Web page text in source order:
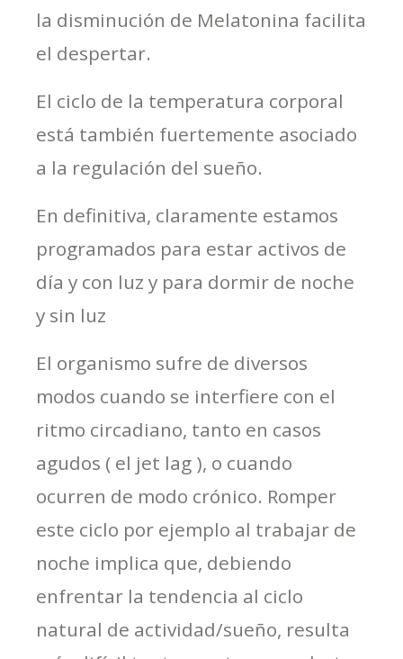
la disminución de Melatonina facilita
el despertar.
El ciclo de la temperatura corporal
está también fuertemente asociado
a la regulación del sueño.
En definitiva, claramente estamos
programados para estar activos de
día y con luz y para dormir de noche
y sin luz
El organismo sufre de diversos
modos cuando se interfiere con el
ritmo circadiano, tanto en casos
agudos ( el jet lag ), o cuando
ocurren de modo crónico. Romper
este ciclo por ejemplo al trabajar de
noche implica que, debiendo
enfrentar la tendencia al ciclo
natural de actividad/sueño, resulta